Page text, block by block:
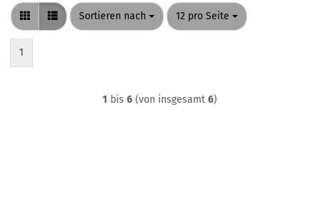
Sortieren nach
Sortieren nach 12 pro Seite
pro Seite
1
1 bis 6(von insgesamt 6)